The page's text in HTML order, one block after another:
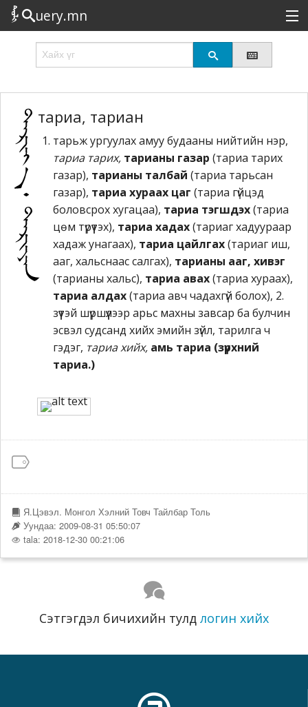
uery.mn
Сонирхолтой
Эрэлттэй
Төрөл
Татах
тариа, тариан
тарьж ургуулах амуу будааны нийтийн нэр,
тариа тарих, тарианы газар (тариа тарих
газар), тарианы талбай (тариа тарьсан
газар), тариа хураах цаг (тариа гүйцэд
боловсрох хугацаа), тариа тэгшдэх(тариа
цөм түрүүтэх), тариа хадах(тариаг хадуураар
хадаж унагаах), тариа цайлгах(тариаг иш,
ааг, хальснаас салгах), тарианы ааг, хивэг
(тарианы хальс), тариа авах(тариа хураах),
тариа алдах(тариа авч чадахгүй болох), 2.
зүүтэй шүршүүлээр арьс махны завсар ба булчин
эсвэл судсанд хийх эмийн зүйл, тарилга ч
гэдэг, тариа хийх, амь тариа (зүрхний
тариа.)
Я.Цэвэл. Монгол Хэлний Товч Тайлбар Толь
Уундаа: 2009-08-31 05:50:07
tala: 2018-12-30 00:21:06
Сэтгэгдэл бичихийн тулд логин хийх